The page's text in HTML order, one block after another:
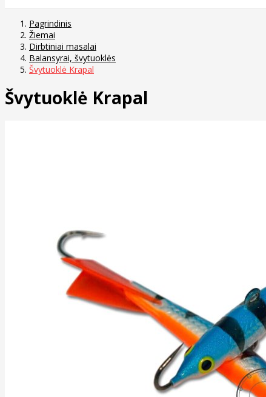
Pagrindinis
Žiemai
Dirbtiniai masalai
Balansyrai, švytuoklės
Švytuoklė Krapal
Švytuoklė Krapal